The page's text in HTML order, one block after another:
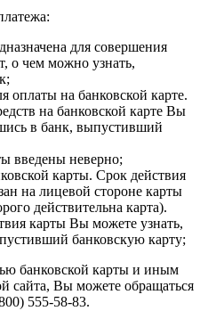
для совершения
о чем можно узнать,
оплаты на банковской карте.
на банковской карте Вы
в банк, выпустивший
введены неверно;
карты. Срок действия
на лицевой стороне карты
действительна карта).
карты Вы можете узнать,
банковскую карту;
банковской карты и иным
сайта, Вы можете обращаться
555-58-83.